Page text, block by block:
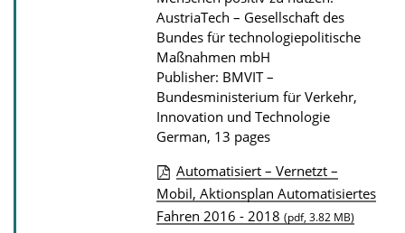
n
l
o
a
d
s
AustriaTech – Gesellschaft des
Bundes für technologiepolitische
Maßnahmen mbH
Publisher: BMVIT –
Bundesministerium für Verkehr,
Innovation und Technologie
German, 13 pages
P
u
Automatisiert – Vernetzt –
Mobil, Aktionsplan Automatisiertes
Fahren 2016 - 2018 (pdf, 3.82 MB)